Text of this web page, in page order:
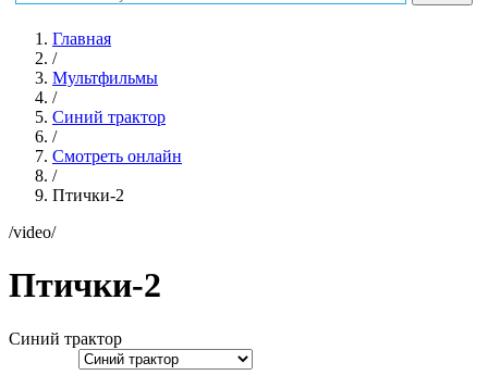
Главная
/
Мультфильмы
/
Синий трактор
/
Смотреть онлайн
/
Птички-2
/video/
Птички-2
Синий трактор